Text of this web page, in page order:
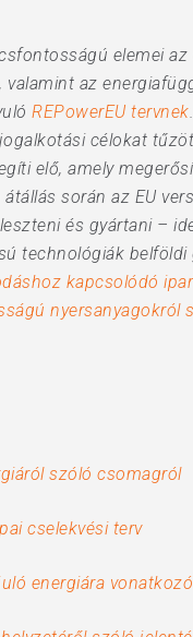
elemei az
valamint az
REPowerEU tervnek
célokat
elő, amely
során az EU
és gyártani –
technológiák
kapcsolódó
nyersanyagokról
szóló csomagról
cselekvési terv
energiára